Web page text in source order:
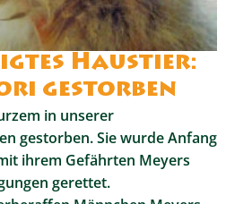
Haustier:
gestorben
in unserer
gestorben. Sie wurde Anfang
ihrem Gefährten Meyers
gerettet.